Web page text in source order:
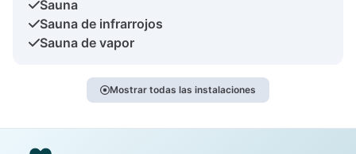
Sauna
Sauna de infrarrojos
Sauna de vapor
Mostrar todas las instalaciones